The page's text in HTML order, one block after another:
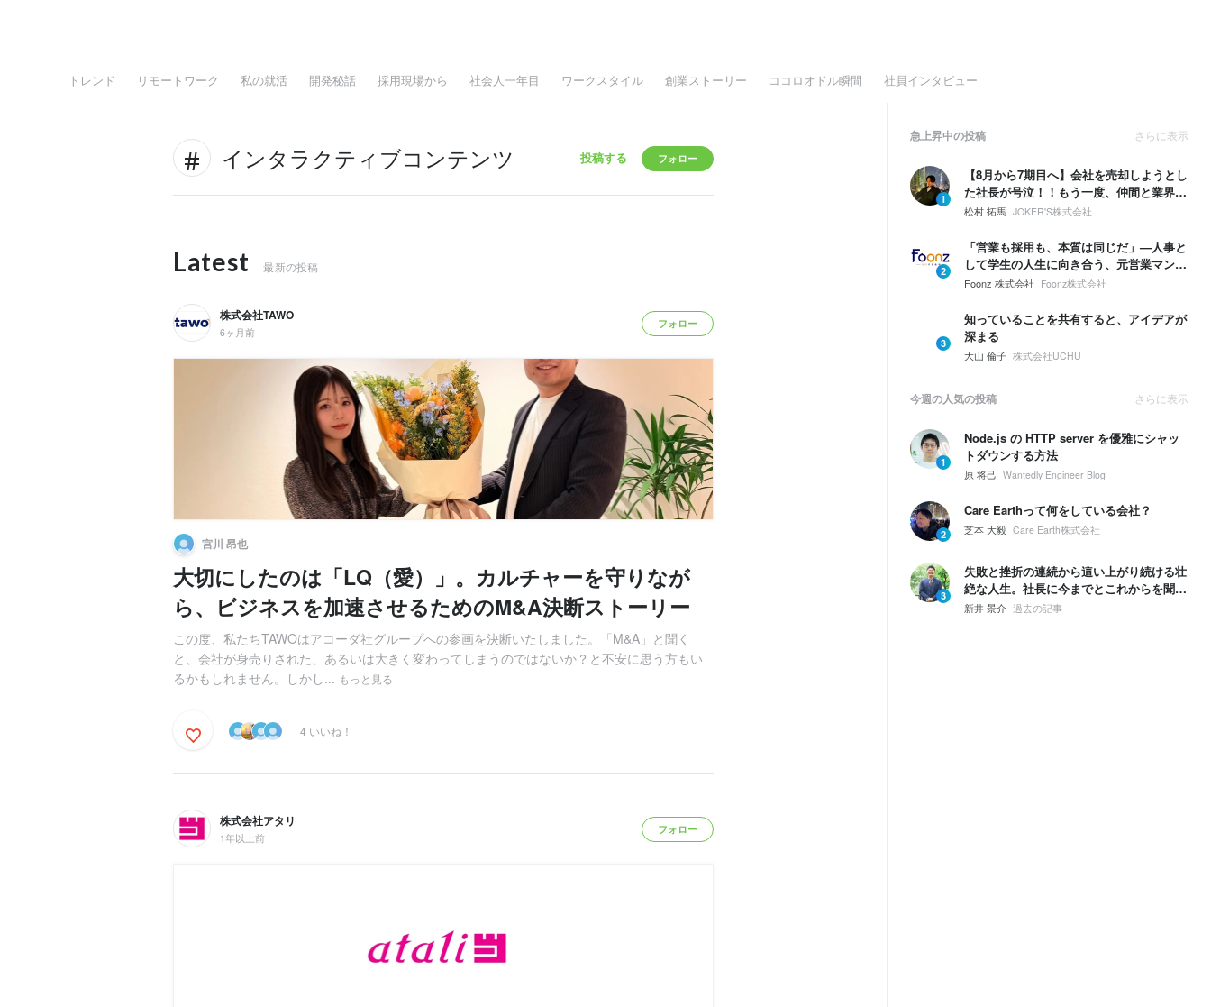
トレンド リモートワーク 私の就活 開発秘話 採用現場から 社会人一年目 ワークスタイル 創業ストーリー ココロオドル瞬間 社員インタビュー
インタラクティブコンテンツ 投稿する フォロー
Latest 最新の投稿
株式会社TAWO
6ヶ月前
フォロー
宮川 昂也
大切にしたのは「LQ（愛）」。カルチャーを守りなが
ら、ビジネスを加速させるためのM&A決断ストーリー
この度、私たちTAWOはアコーダ社グループへの参画を決断いたしました。「M&A」と聞く
と、会社が身売りされた、あるいは大きく変わってしまうのではないか？と不安に思う方もい
るかもしれません。しかし... もっと見る
4 いいね！
株式会社アタリ
1年以上前
フォロー
急上昇中の投稿 さらに表示
1
【8月から7期目へ】会社を売却しようとし
た社長が号泣！！もう一度、仲間と業界
No.1を取ると決めた話
松村 拓馬 JOKER'S株式会社
2
「営業も採用も、本質は同じだ」—人事と
して学生の人生に向き合う、元営業マンの
信念。
Foonz 株式会社 Foonz株式会社
3
知っていることを共有すると、アイデアが
深まる
大山 倫子 株式会社UCHU
今週の人気の投稿 さらに表示
1
Node.js の HTTP server を優雅にシャッ
トダウンする方法
原 将己 Wantedly Engineer Blog
2
Care Earthって何をしている会社？
芝本 大毅 Care Earth株式会社
3
失敗と挫折の連続から這い上がり続ける壮
絶な人生。社長に今までとこれからを聞い
てみた。
新井 景介 過去の記事